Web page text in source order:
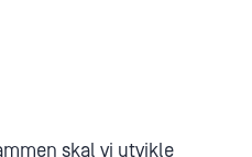
skal vi utvikle